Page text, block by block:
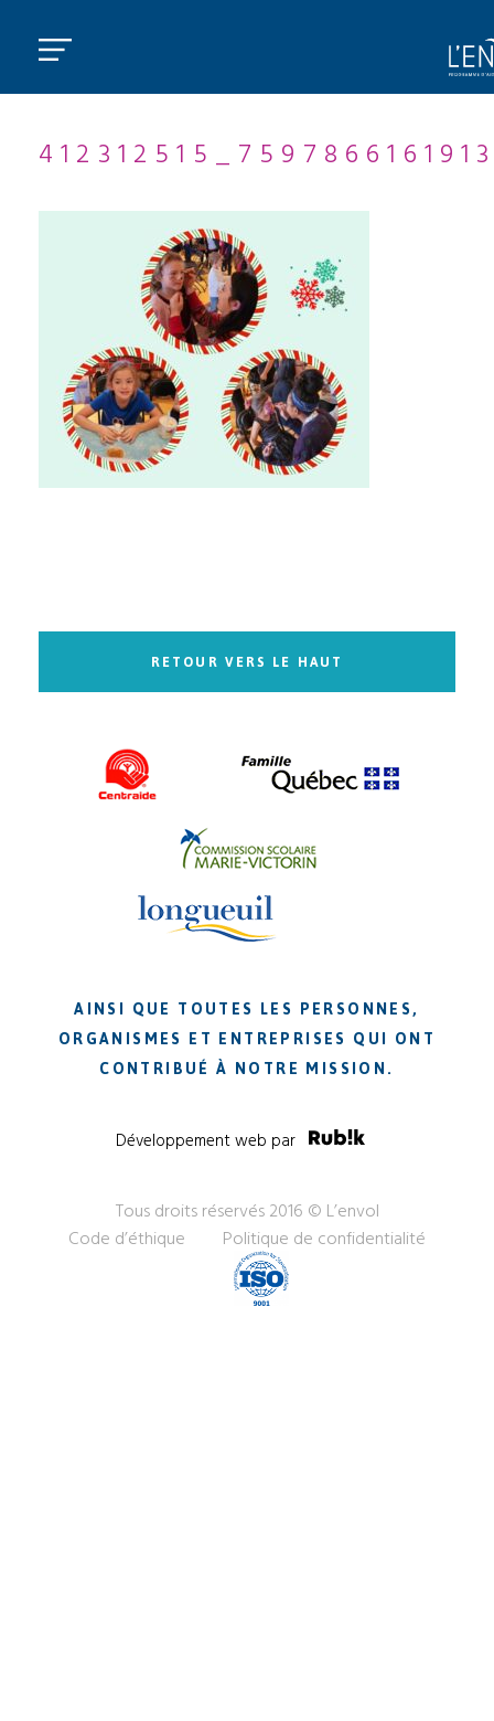
RETOUR VERS LE HAUT
AINSI QUE TOUTES LES PERSONNES,
ORGANISMES ET ENTREPRISES QUI ONT
CONTRIBUÉ À NOTRE MISSION.
Développement web par
Tous droits réservés 2016 © L’envol
Code d’éthique
Politique de confidentialité